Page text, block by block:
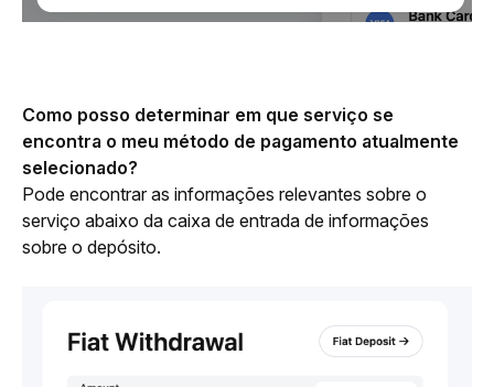
Como posso determinar em que serviço se
encontra o meu método de pagamento atualmente
selecionado?
Pode encontrar as informações relevantes sobre o
serviço abaixo da caixa de entrada de informações
sobre o depósito.